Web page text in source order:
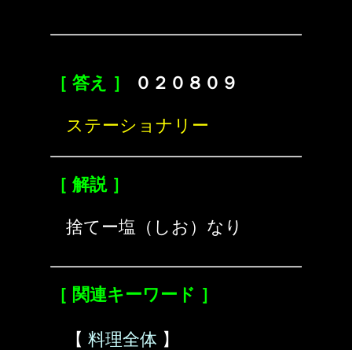
［ 答え ］ ０２０８０９
ステーショナリー
［ 解説 ］
捨てー塩（しお）なり
［ 関連キーワード ］
【 料理全体 】